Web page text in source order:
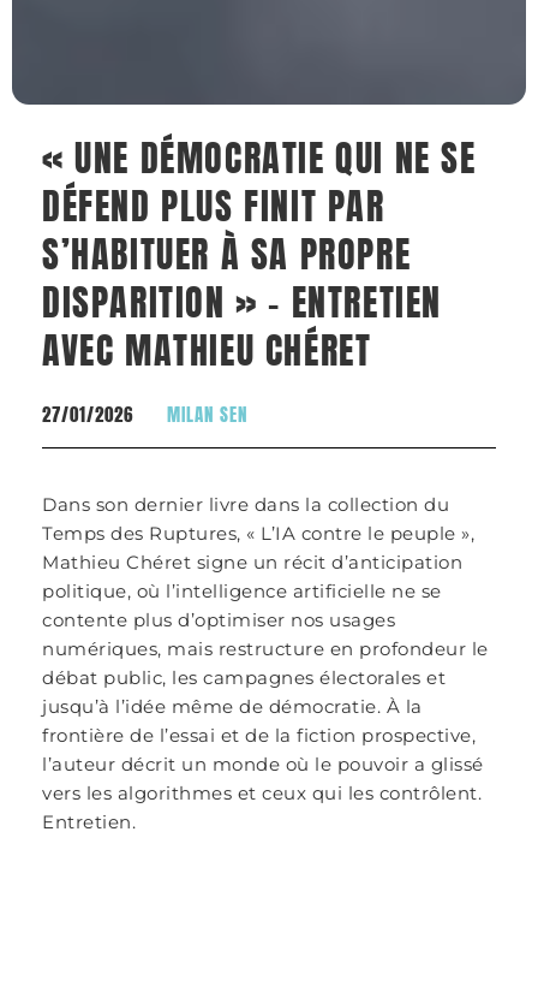
« UNE DÉMOCRATIE QUI NE SE
DÉFEND PLUS FINIT PAR
S’HABITUER À SA PROPRE
DISPARITION » – ENTRETIEN
AVEC MATHIEU CHÉRET
27/01/2026 MILAN SEN
Dans son dernier livre dans la collection du
Temps des Ruptures, « L’IA contre le peuple »,
Mathieu Chéret signe un récit d’anticipation
politique, où l’intelligence artificielle ne se
contente plus d’optimiser nos usages
numériques, mais restructure en profondeur le
débat public, les campagnes électorales et
jusqu’à l’idée même de démocratie. À la
frontière de l’essai et de la fiction prospective,
l’auteur décrit un monde où le pouvoir a glissé
vers les algorithmes et ceux qui les contrôlent.
Entretien.